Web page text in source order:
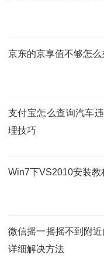
京东的京享值不够怎
支付宝怎么查询汽车
理技巧
Win7下VS2010安装教
微信摇一摇摇不到附
详细解决方法